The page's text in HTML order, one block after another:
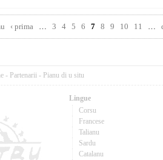
‹ prima … 3 4 5 6 7 8 9 10 11 …
- Partenarii - Pianu di u situ
Lingue
Corsu
Francese
Talianu
Sardu
Catalanu